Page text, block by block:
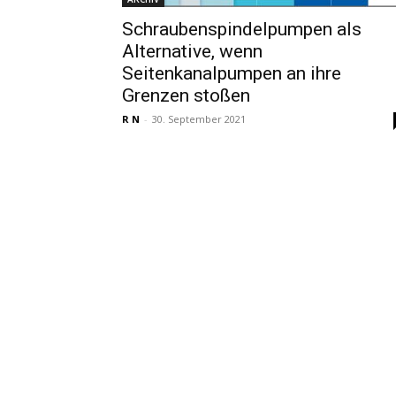
Schraubenspindelpumpen als
Alternative, wenn
Seitenkanalpumpen an ihre
Grenzen stoßen
R N - 30. September 2021